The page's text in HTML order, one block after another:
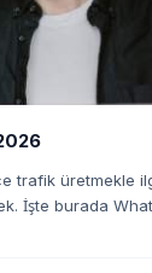
trafik üretmekle
İşte burada